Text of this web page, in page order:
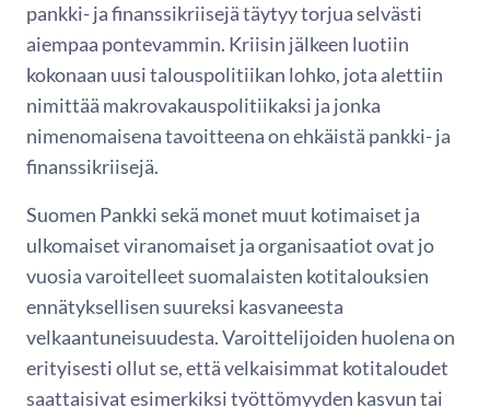
pankki- ja finanssikriisejä täytyy torjua selvästi
aiempaa pontevammin. Kriisin jälkeen luotiin
kokonaan uusi talouspolitiikan lohko, jota alettiin
nimittää makrovakauspolitiikaksi ja jonka
nimenomaisena tavoitteena on ehkäistä pankki- ja
finanssikriisejä.
Suomen Pankki sekä monet muut kotimaiset ja
ulkomaiset viranomaiset ja organisaatiot ovat jo
vuosia varoitelleet suomalaisten kotitalouksien
ennätyksellisen suureksi kasvaneesta
velkaantuneisuudesta. Varoittelijoiden huolena on
erityisesti ollut se, että velkaisimmat kotitaloudet
saattaisivat esimerkiksi työttömyyden kasvun tai